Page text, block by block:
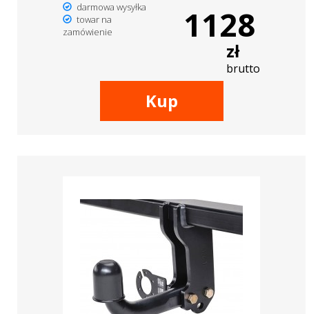
darmowa wysyłka
towar na
zamówienie
1128
zł
brutto
Kup